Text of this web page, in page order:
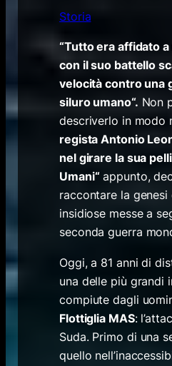
Storia
“Tutto era affidato a
con il suo battello
velocità contro una
siluro umano“. Non
descriverlo in modo
regista Antonio
nel girare la sua
Umani“appunto,
raccontare la genesi
insidiose messe a
seconda guerra
Oggi, a 81 anni di
una delle più grandi
compiute dagli
Flottiglia MAS:
Suda. Primo di una
quello